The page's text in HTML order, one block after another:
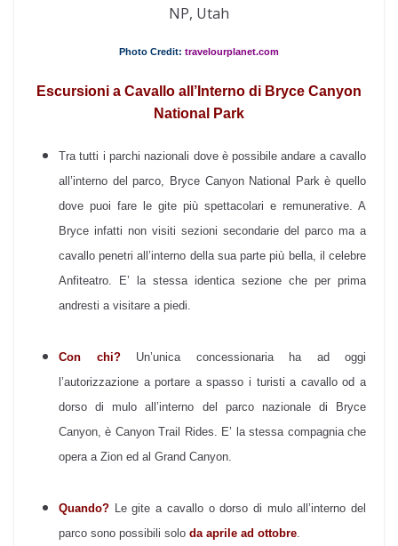
NP, Utah
Photo Credit: travelourplanet.com
Escursioni a Cavallo all’Interno di Bryce Canyon
National Park
Tra tutti i parchi nazionali dove è possibile andare a cavallo
all’interno del parco, Bryce Canyon National Park è quello
dove puoi fare le gite più spettacolari e remunerative. A
Bryce infatti non visiti sezioni secondarie del parco ma a
cavallo penetri all’interno della sua parte più bella, il celebre
Anfiteatro. E’ la stessa identica sezione che per prima
andresti a visitare a piedi.
Con chi?Un’unica concessionaria ha ad oggi
l’autorizzazione a portare a spasso i turisti a cavallo od a
dorso di mulo all’interno del parco nazionale di Bryce
Canyon, è Canyon Trail Rides. E’ la stessa compagnia che
opera a Zion ed al Grand Canyon.
Quando? Le gite a cavallo o dorso di mulo all’interno del
parco sono possibili solo da aprile ad ottobre.